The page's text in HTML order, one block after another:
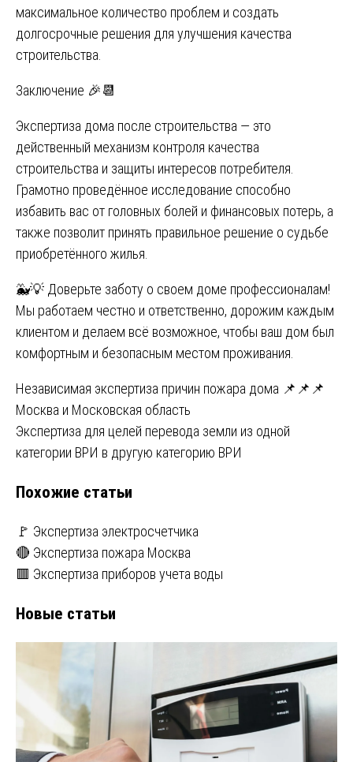
максимальное количество проблем и создать
долгосрочные решения для улучшения качества
строительства.
Заключение 🎉📆
Экспертиза дома после строительства — это
действенный механизм контроля качества
строительства и защиты интересов потребителя.
Грамотно проведённое исследование способно
избавить вас от головных болей и финансовых потерь, а
также позволит принять правильное решение о судьбе
приобретённого жилья.
🐳💡 Доверьте заботу о своем доме профессионалам!
Мы работаем честно и ответственно, дорожим каждым
клиентом и делаем всё возможное, чтобы ваш дом был
комфортным и безопасным местом проживания.
Навигация
по
записям
Независимая экспертиза причин пожара дома 📌📌📌
Москва и Московская область
Экспертиза для целей перевода земли из одной
категории ВРИ в другую категорию ВРИ
Похожие статьи
🚩 Экспертиза электросчетчика
🔴 Экспертиза пожара Москва
🟥 Экспертиза приборов учета воды
Новые статьи